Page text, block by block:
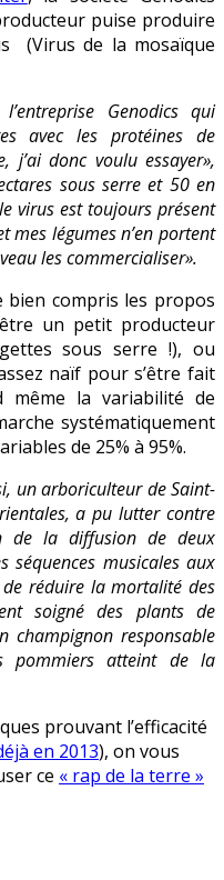
France
Inter
solution
miracle
contre
les
phytos
!
puise produire
(Virus de la mosaïque
Genodics qui
avec les protéines de
j’ai donc voulu essayer»,
sous serre et 50 en
virus est toujours présent
légumes n’en portent
les commercialiser».
bien compris les propos
un petit producteur
sous serre !), ou
naïf pour s’être fait
la variabilité de
systématiquement
de 25% à 95%.
un arboriculteur de Saint-
a pu lutter contre
de la diffusion de deux
séquences musicales aux
réduire la mortalité des
soigné des plants de
champignon responsable
pommiers atteint de la
prouvant l’efficacité
en 2013), on vous
ce « rap de la terre »